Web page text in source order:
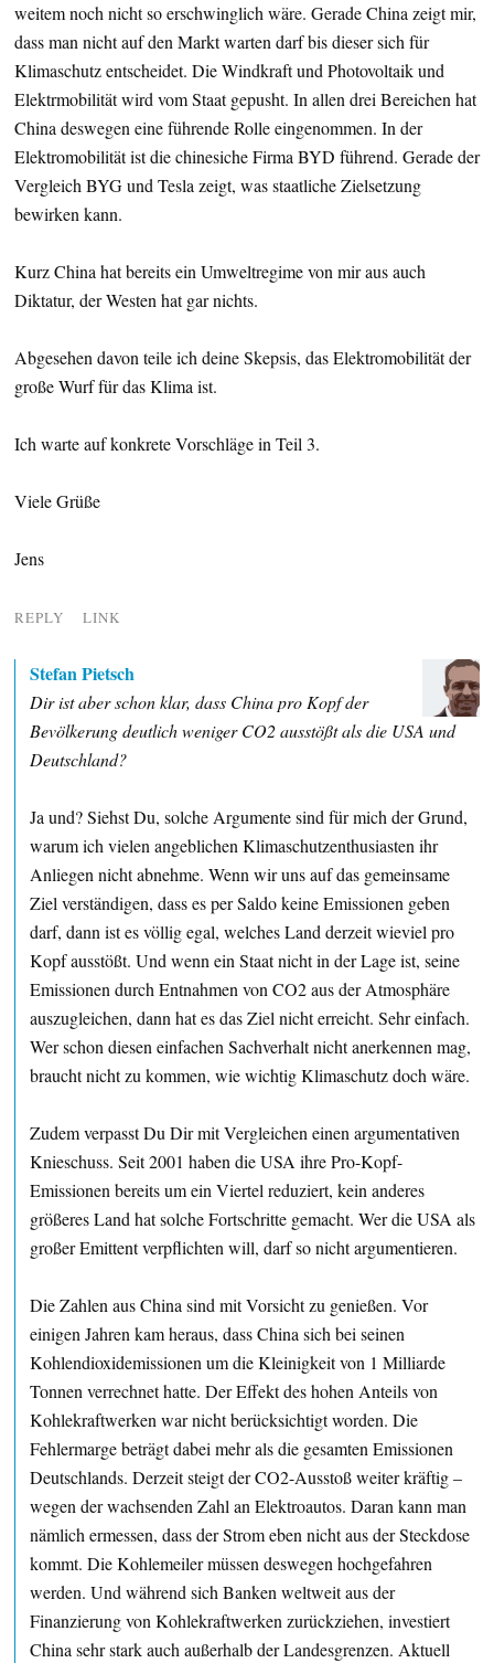
weitem noch nicht so erschwinglich wäre. Gerade China zeigt mir,
dass man nicht auf den Markt warten darf bis dieser sich für
Klimaschutz entscheidet. Die Windkraft und Photovoltaik und
Elektrmobilität wird vom Staat gepusht. In allen drei Bereichen hat
China deswegen eine führende Rolle eingenommen. In der
Elektromobilität ist die chinesiche Firma BYD führend. Gerade der
Vergleich BYG und Tesla zeigt, was staatliche Zielsetzung
bewirken kann.
Kurz China hat bereits ein Umweltregime von mir aus auch
Diktatur, der Westen hat gar nichts.
Abgesehen davon teile ich deine Skepsis, das Elektromobilität der
große Wurf für das Klima ist.
Ich warte auf konkrete Vorschläge in Teil 3.
Viele Grüße
Jens
REPLY LINK
Stefan Pietsch
Dir ist aber schon klar, dass China pro Kopf der
Bevölkerung deutlich weniger CO2 ausstößt als die USA und
Deutschland?
Ja und? Siehst Du, solche Argumente sind für mich der Grund,
warum ich vielen angeblichen Klimaschutzenthusiasten ihr
Anliegen nicht abnehme. Wenn wir uns auf das gemeinsame
Ziel verständigen, dass es per Saldo keine Emissionen geben
darf, dann ist es völlig egal, welches Land derzeit wieviel pro
Kopf ausstößt. Und wenn ein Staat nicht in der Lage ist, seine
Emissionen durch Entnahmen von CO2 aus der Atmosphäre
auszugleichen, dann hat es das Ziel nicht erreicht. Sehr einfach.
Wer schon diesen einfachen Sachverhalt nicht anerkennen mag,
braucht nicht zu kommen, wie wichtig Klimaschutz doch wäre.
Zudem verpasst Du Dir mit Vergleichen einen argumentativen
Knieschuss. Seit 2001 haben die USA ihre Pro-Kopf-
Emissionen bereits um ein Viertel reduziert, kein anderes
größeres Land hat solche Fortschritte gemacht. Wer die USA als
großer Emittent verpflichten will, darf so nicht argumentieren.
Die Zahlen aus China sind mit Vorsicht zu genießen. Vor
einigen Jahren kam heraus, dass China sich bei seinen
Kohlendioxidemissionen um die Kleinigkeit von 1 Milliarde
Tonnen verrechnet hatte. Der Effekt des hohen Anteils von
Kohlekraftwerken war nicht berücksichtigt worden. Die
Fehlermarge beträgt dabei mehr als die gesamten Emissionen
Deutschlands. Derzeit steigt der CO2-Ausstoß weiter kräftig –
wegen der wachsenden Zahl an Elektroautos. Daran kann man
nämlich ermessen, dass der Strom eben nicht aus der Steckdose
kommt. Die Kohlemeiler müssen deswegen hochgefahren
werden. Und während sich Banken weltweit aus der
Finanzierung von Kohlekraftwerken zurückziehen, investiert
China sehr stark auch außerhalb der Landesgrenzen. Aktuell